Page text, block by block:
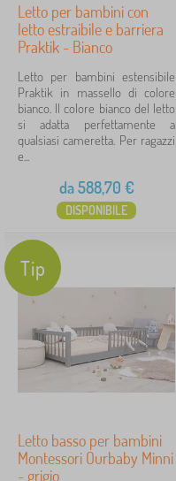
Letto per bambini con
letto estraibile e barriera
Praktik - Bianco
Letto per bambini estensibile
Praktik in massello di colore
bianco. Il colore bianco del letto
si adatta perfettamente a
qualsiasi cameretta. Per ragazzi
e...
da588,70 €
DISPONIBILE
Tip
Letto basso per bambini
Montessori Ourbaby Minni
- grigio